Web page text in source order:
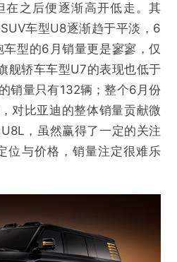
在之后便逐渐高开低走。其
车型U8逐渐趋于平淡，6
型的6月销量更是寥寥，仅
舰轿车车型U7的表现也低于
销量只有132辆；整个6月份
对比亚迪的整体销量贡献微
，虽然赢得了一定的关注
位与价格，销量注定很难乐